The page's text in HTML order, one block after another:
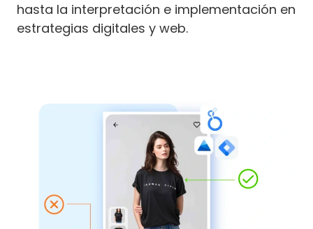
hasta la interpretación e implementación en
estrategias digitales y web.